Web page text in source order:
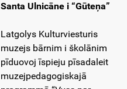
Santa Ulnicāne i “Gūteņa”
Latgolys Kulturviesturis
muzejs bārnim i školānim
pīduovoj īspieju pīsadaleit
muzejpedagogiskajā